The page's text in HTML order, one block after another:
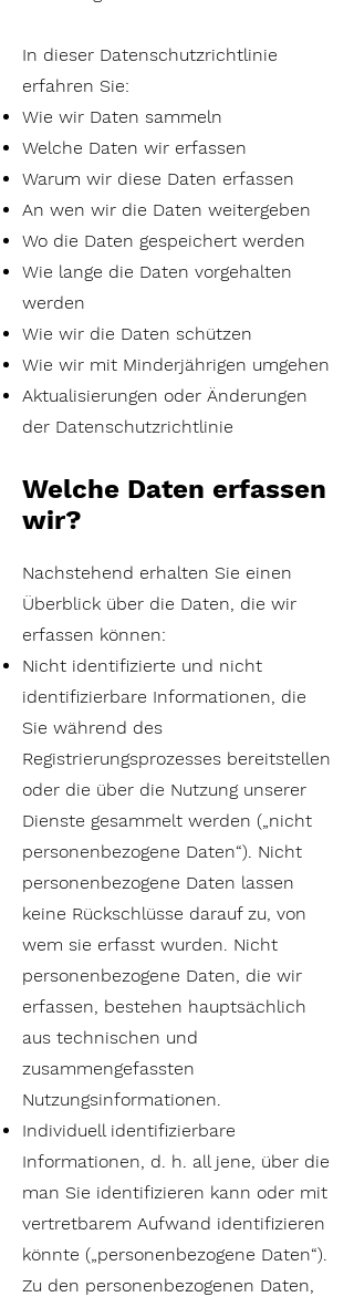
In dieser Datenschutzrichtlinie
erfahren Sie:
Wie wir Daten sammeln
Welche Daten wir erfassen
Warum wir diese Daten erfassen
An wen wir die Daten weitergeben
Wo die Daten gespeichert werden
Wie lange die Daten vorgehalten
werden
Wie wir die Daten schützen
Wie wir mit Minderjährigen umgehen
Aktualisierungen oder Änderungen
der Datenschutzrichtlinie
Welche Daten erfassen
wir?
Nachstehend erhalten Sie einen
Überblick über die Daten, die wir
erfassen können:
Nicht identifizierte und nicht
identifizierbare Informationen, die
Sie während des
Registrierungsprozesses bereitstellen
oder die über die Nutzung unserer
Dienste gesammelt werden („nicht
personenbezogene Daten“). Nicht
personenbezogene Daten lassen
keine Rückschlüsse darauf zu, von
wem sie erfasst wurden. Nicht
personenbezogene Daten, die wir
erfassen, bestehen hauptsächlich
aus technischen und
zusammengefassten
Nutzungsinformationen.
Individuell identifizierbare
Informationen, d. h. all jene, über die
man Sie identifizieren kann oder mit
vertretbarem Aufwand identifizieren
könnte („personenbezogene Daten“).
Zu den personenbezogenen Daten,